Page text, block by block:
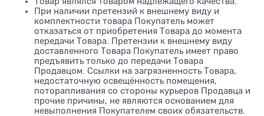
При наличии претензий к внешнему виду и
комплектности товара Покупатель может
отказаться от приобретения Товара до момента
передачи Товара. Претензии к внешнему виду
доставленного Товара Покупатель имеет право
предъявить только до передачи Товара
Продавцом. Ссылки на загрязненность Товара,
недостаточную освещённость помещения,
поторапливания со стороны курьеров Продавца и
прочие причины, не являются основанием для
невыполнения Покупателем своих обязательств.